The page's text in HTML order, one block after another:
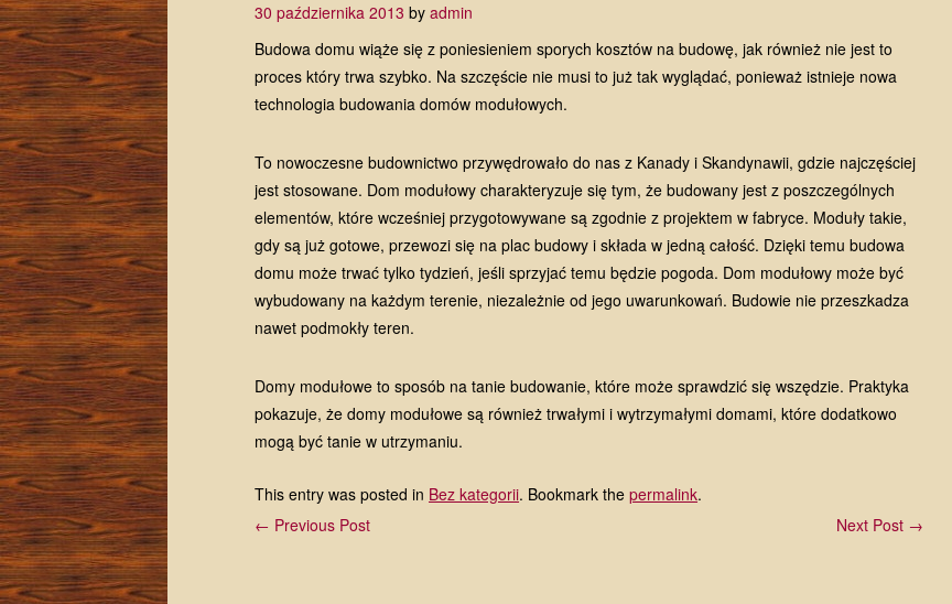
30 października 2013 byadmin
Budowa domu wiąże się z poniesieniem sporych kosztów na budowę, jak również nie jest to
proces który trwa szybko. Na szczęście nie musi to już tak wyglądać, ponieważ istnieje nowa
technologia budowania domów modułowych.
To nowoczesne budownictwo przywędrowało do nas z Kanady i Skandynawii, gdzie najczęściej
jest stosowane. Dom modułowy charakteryzuje się tym, że budowany jest z poszczególnych
elementów, które wcześniej przygotowywane są zgodnie z projektem w fabryce. Moduły takie,
gdy są już gotowe, przewozi się na plac budowy i składa w jedną całość. Dzięki temu budowa
domu może trwać tylko tydzień, jeśli sprzyjać temu będzie pogoda. Dom modułowy może być
wybudowany na każdym terenie, niezależnie od jego uwarunkowań. Budowie nie przeszkadza
nawet podmokły teren.
Domy modułowe to sposób na tanie budowanie, które może sprawdzić się wszędzie. Praktyka
pokazuje, że domy modułowe są również trwałymi i wytrzymałymi domami, które dodatkowo
mogą być tanie w utrzymaniu.
This entry was posted in Bez kategorii. Bookmark thepermalink.
← Previous Post
Next Post →